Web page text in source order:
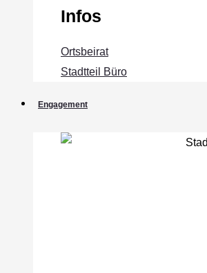
Infos
Ortsbeirat
Stadtteil Büro
Engagement